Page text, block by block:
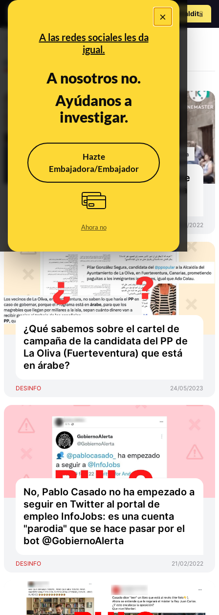
×
A las redes sociales les da
igual.
A nosotros no.
Ayúdanos a
investigar.
Hazte
Embajadora/Embajador
Ahora no
Hazte Maldito
Partido Popular
No, Feijóo no está borracho en este
vídeo de la fiesta del albariño: está
10/08/2022
¿Qué sabemos sobre el cartel de
campaña de la candidata del PP de
La Oliva (Fuerteventura) que está
en árabe?
DESINFO 24/05/2023
No, Pablo Casado no ha empezado a
seguir en Twitter al portal de
empleo InfoJobs: es una cuenta
"parodia" que se hace pasar por el
bot @GobiernoAlerta
DESINFO 21/02/2022